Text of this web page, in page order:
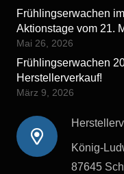
Frühlingserwachen
Aktionstage vom 21.
Mai 26, 2026
Frühlingserwachen
Herstellerverkauf!
März 9, 2026
König-
87645